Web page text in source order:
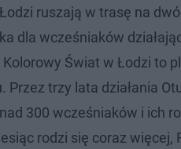
ruszają w trasę na
dla wcześniaków
Świat w Łodzi to
trzy lata działania
300 wcześniaków i ich
rodzi się coraz więcej,